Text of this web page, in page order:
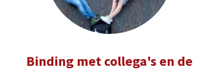
Binding met collega's en de